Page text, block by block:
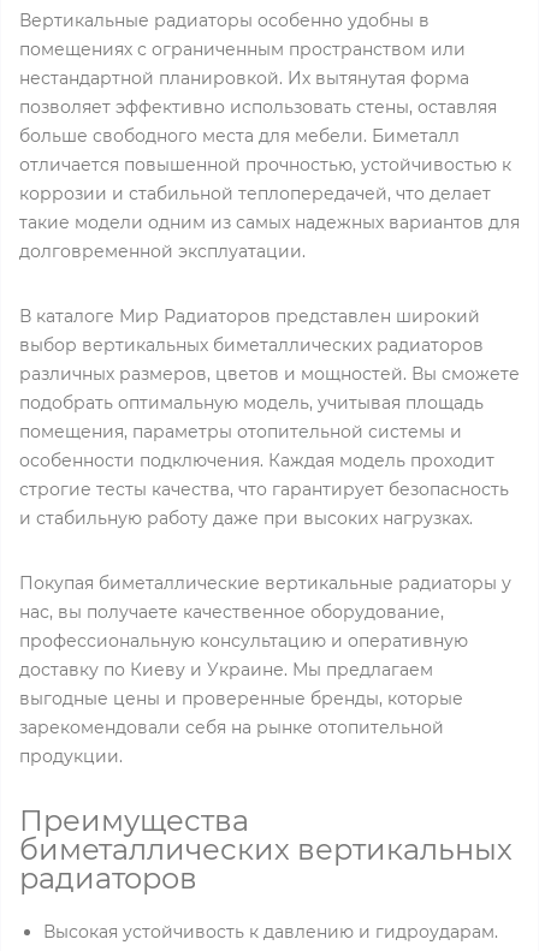
Вертикальные радиаторы особенно удобны в
помещениях с ограниченным пространством или
нестандартной планировкой. Их вытянутая форма
позволяет эффективно использовать стены, оставляя
больше свободного места для мебели. Биметалл
отличается повышенной прочностью, устойчивостью к
коррозии и стабильной теплопередачей, что делает
такие модели одним из самых надежных вариантов для
долговременной эксплуатации.
В каталоге Мир Радиаторов представлен широкий
выбор вертикальных биметаллических радиаторов
различных размеров, цветов и мощностей. Вы сможете
подобрать оптимальную модель, учитывая площадь
помещения, параметры отопительной системы и
особенности подключения. Каждая модель проходит
строгие тесты качества, что гарантирует безопасность
и стабильную работу даже при высоких нагрузках.
Покупая биметаллические вертикальные радиаторы у
нас, вы получаете качественное оборудование,
профессиональную консультацию и оперативную
доставку по Киеву и Украине. Мы предлагаем
выгодные цены и проверенные бренды, которые
зарекомендовали себя на рынке отопительной
продукции.
Преимущества
биметаллических вертикальных
радиаторов
Высокая устойчивость к давлению и гидроударам.